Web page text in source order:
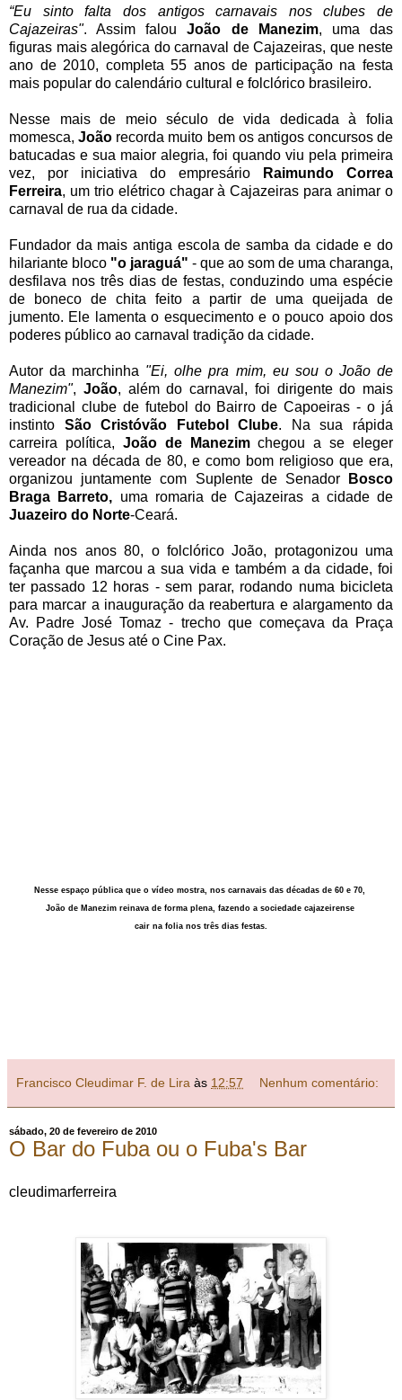
“Eu sinto falta dos antigos carnavais nos clubes de
Cajazeiras". Assim falouJoão de Manezim, uma das
figuras mais alegórica do carnaval de Cajazeiras, que neste
ano de 2010, completa 55 anos de participação na festa
mais popular do calendário cultural e folclórico brasileiro.
Nesse mais de meio século de vida dedicada à folia
momesca,João recorda muito bem os antigos concursos de
batucadas e sua maior alegria, foi quando viu pela primeira
vez, por iniciativa do empresário
Raimundo Correa
Ferreira, um trio elétrico chagar à Cajazeiras para animar o
carnaval de rua da cidade.
Fundador da mais antiga escola de samba da cidade e do
hilariante bloco "o jaraguá" - que ao som de uma charanga,
desfilava nos três dias de festas, conduzindo uma espécie
de boneco de chita feito a partir de uma queijada de
jumento. Ele lamenta o esquecimento e o pouco apoio dos
poderes público ao carnaval tradição da cidade.
Autor da marchinha "Ei, olhe pra mim, eu sou o João de
Manezim", João, além do carnaval, foi dirigente do mais
tradicional clube de futebol do Bairro de Capoeiras - o já
instinto São Cristóvão Futebol Clube.
Na sua rápida
carreira política, João de Manezimchegou a se eleger
vereador na década de 80, e como bom religioso que era,
organizou juntamente com Suplente de Senador
Bosco
Braga Barreto, uma romaria de Cajazeiras a cidade de
Juazeiro do Norte-Ceará.
Ainda nos anos 80, o folclórico João, protagonizou uma
façanha que marcou a sua vida e também a da cidade, foi
ter passado 12 horas - sem parar, rodando numa bicicleta
para marcar a inauguração da reabertura e alargamento da
Av. Padre José Tomaz - trecho que começava da Praça
Coração de Jesus até o Cine Pax.
Nesse espaço pública que o vídeo mostra, nos carnavais das décadas de 60 e 70,
João de Manezim reinava de forma plena, fazendo a sociedade cajazeirense
cair na folia nos três dias festas
Francisco Cleudimar F. de Lira às 12:57 Nenhum comentário:
sábado, 20 de fevereiro de 2010
O Bar do Fuba ou o Fuba's Bar
cleudimarferreira